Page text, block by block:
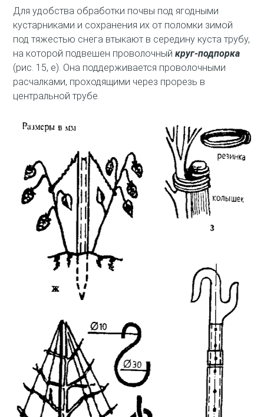
Для удобства обработки почвы под ягодными
кустарниками и сохранения их от поломки зимой
под тяжестью снега втыкают в середину куста трубу,
на которой подвешен проволочныйкруг-подпорка
(рис. 15, е). Она поддерживается проволочными
расчалками, проходящими через прорезь в
центральной трубе.